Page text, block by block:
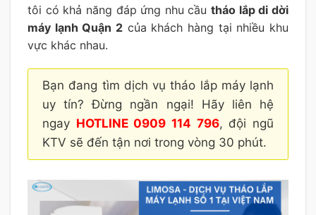
tôi có khả năng đáp ứng nhu cầutháo lắp di dời
máy lạnh Quận 2 của khách hàng tại nhiều khu
vực khác nhau.
Bạn đang tìm dịch vụ tháo lắp máy lạnh
uy tín? Đừng ngần ngại! Hãy liên hệ
ngay HOTLINE 0909 114 796, đội ngũ
KTV sẽ đến tận nơi trong vòng 30 phút.